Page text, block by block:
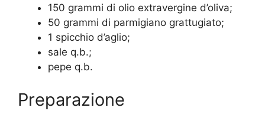
150 grammi di olio extravergine d’oliva;
50 grammi di parmigiano grattugiato;
1 spicchio d’aglio;
sale q.b.;
pepe q.b.
Preparazione